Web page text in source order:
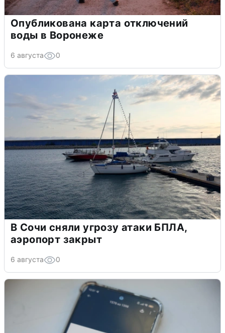
Опубликована карта отключений
воды в Воронеже
6 августа 0
В Сочи сняли угрозу атаки БПЛА,
аэропорт закрыт
6 августа 0